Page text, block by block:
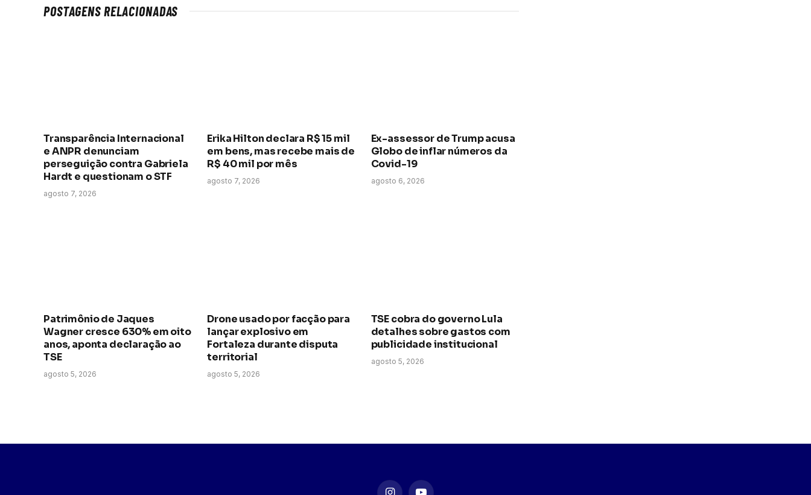
POSTAGENS RELACIONADAS
Transparência Internacional
e ANPR denunciam
perseguição contra Gabriela
Hardt e questionam o STF
agosto 7, 2026
Erika Hilton declara R$ 15 mil
em bens, mas recebe mais de
R$ 40 mil por mês
agosto 7, 2026
Ex-assessor de Trump acusa
Globo de inflar números da
Covid-19
agosto 6, 2026
Patrimônio de Jaques
Wagner cresce 630% em oito
anos, aponta declaração ao
TSE
agosto 5, 2026
Drone usado por facção para
lançar explosivo em
Fortaleza durante disputa
territorial
agosto 5, 2026
TSE cobra do governo Lula
detalhes sobre gastos com
publicidade institucional
agosto 5, 2026